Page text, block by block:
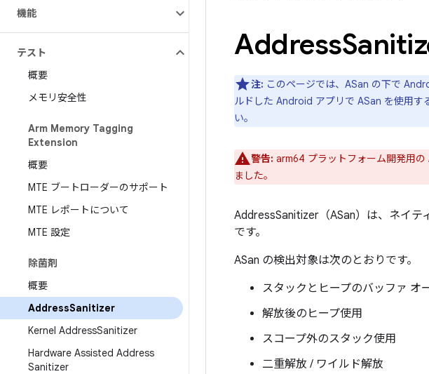
機能
テスト
概要
メモリ安全性
Arm Memory Tagging
Extension
概要
MTE ブートローダーのサポート
MTE レポートについて
MTE 設定
除菌剤
概要
AddressSanitizer
Kernel AddressSanitizer
Hardware Assisted Address
Sanitizer
Address
注: このページでは、ASan の下で
ルドした Android アプリで ASan を使用す
い。
警告: arm64 プラットフォーム開発用の
ました。
AddressSanitizer（ASan）は、ネイ
です。
ASan の検出対象は次のとおりです。
スタックとヒープのバッファ オ
解放後のヒープ使用
スコープ外のスタック使用
二重解放 / ワイルド解放